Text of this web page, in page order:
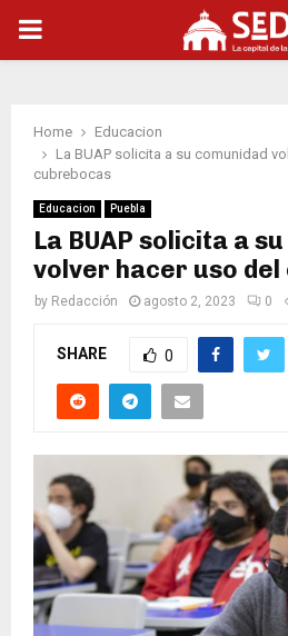
PRIMARY
Home
Educacion
La BUAP solicita a su comunidad
cubrebocas
Educacion Puebla
La BUAP solicita a
volver hacer uso
by Redacción agosto 2, 2023 0
SHARE 0